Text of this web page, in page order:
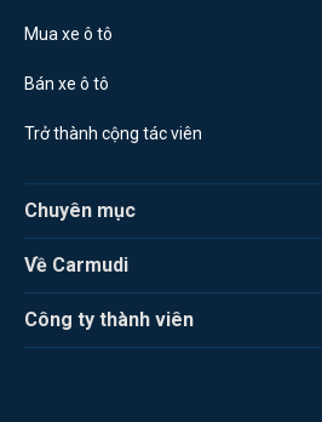
Mua xe ô tô
Bán xe ô tô
Trở thành cộng tác viên
Chuyên mục
Về Carmudi
Công ty thành viên